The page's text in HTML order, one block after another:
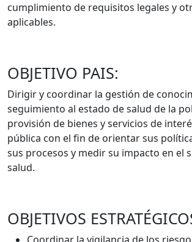
cumplimiento de requisitos legales y
aplicables.
OBJETIVO PAIS:
Dirigir y coordinar la gestión de
seguimiento al estado de salud de la
provisión de bienes y servicios de
pública con el fin de orientar sus
sus procesos y medir su impacto en el
salud.
OBJETIVOS